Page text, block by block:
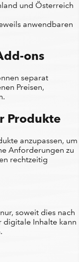
und Österreich
anwendbaren
ons
separat
Preisen,
Produkte
anzupassen, um
Anforderungen zu
rechtzeitig
soweit dies nach
digitale Inhalte kann